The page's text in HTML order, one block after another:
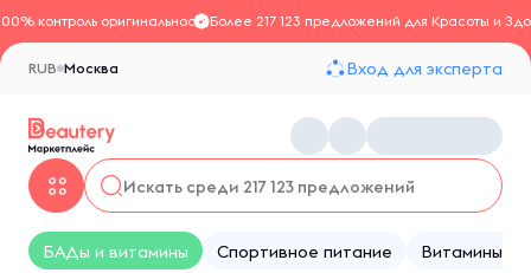
контроль оригинальностиБолее 217 123 предложений для Красоты и
Москва
RUB Вход для эксперта
БАДы и витамины Спортивное питание Витамины